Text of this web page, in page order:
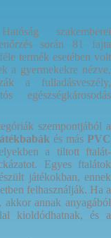
szakemberei
során 81 fajta
termék esetében volt
a gyermekekre nézve.
a fulladásveszély,
egészségkárosodás
szempontjából a
és más PVC
a tiltott ftalát-
Egyes ftalátok
játékokban, ennek
felhasználják. Ha a
akkor annak anyagából
kioldódhatnak, és a